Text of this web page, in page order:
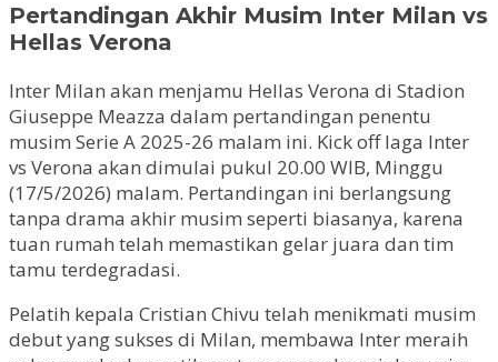
Pertandingan Akhir Musim Inter Milan vs
Hellas Verona
Inter Milan akan menjamu Hellas Verona di Stadion
Giuseppe Meazza dalam pertandingan penentu
musim Serie A 2025-26 malam ini. Kick off laga Inter
vs Verona akan dimulai pukul 20.00 WIB, Minggu
(17/5/2026) malam. Pertandingan ini berlangsung
tanpa drama akhir musim seperti biasanya, karena
tuan rumah telah memastikan gelar juara dan tim
tamu terdegradasi.
Pelatih kepala Cristian Chivu telah menikmati musim
debut yang sukses di Milan, membawa Inter meraih